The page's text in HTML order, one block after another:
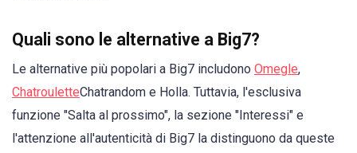
Quali sono le alternative a Big7?
Le alternative più popolari a Big7 includono Omegle,
ChatrouletteChatrandom e Holla. Tuttavia, l'esclusiva
funzione "Salta al prossimo", la sezione "Interessi" e
l'attenzione all'autenticità di Big7 la distinguono da queste